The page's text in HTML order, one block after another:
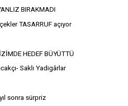
BIRAKMADI
TASARRUF açıyor
HEDEF BÜYÜTTÜ
Saklı Yadigârlar
sonra sürpriz